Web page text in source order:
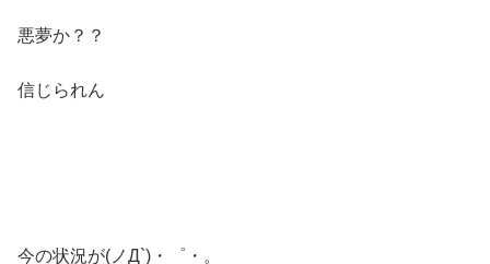
悪夢か？？
信じられん
今の状況が(ノД`)・゜・。